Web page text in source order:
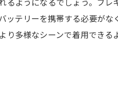
新
ッテリーを携帯する必要がな
り多様なシーンで着用できる